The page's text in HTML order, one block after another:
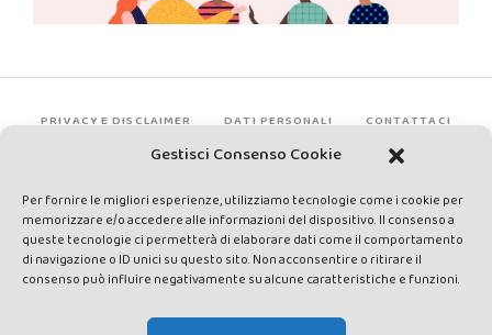
Gestisci Consenso Cookie
Per fornire le migliori esperienze, utilizziamo tecnologie come i cookie per
memorizzare e/o accedere alle informazioni del dispositivo. Il consenso a
queste tecnologie ci permetterà di elaborare dati come il comportamento
di navigazione o ID unici su questo sito. Non acconsentire o ritirare il
consenso può influire negativamente su alcune caratteristiche e funzioni.
PRIVACY E DISCLAIMER DATI PERSONALI CONTATTACI
rights reserved - Testata registrata presso il Tribunale di Siena con